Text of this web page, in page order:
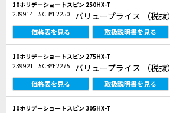
10ホリデーショートスピン 250HX-T
239914 5CBYE2250 バリュープライス （税抜）
価格表を見る 取扱説明書を見る
10ホリデーショートスピン 275HX-T
239921 5CBYE2275 バリュープライス （税抜）
価格表を見る 取扱説明書を見る
10ホリデーショートスピン 305HX-T